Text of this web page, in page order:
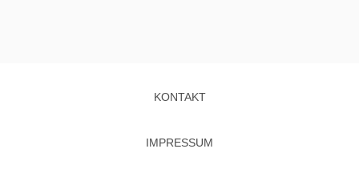
KONTAKT
IMPRESSUM